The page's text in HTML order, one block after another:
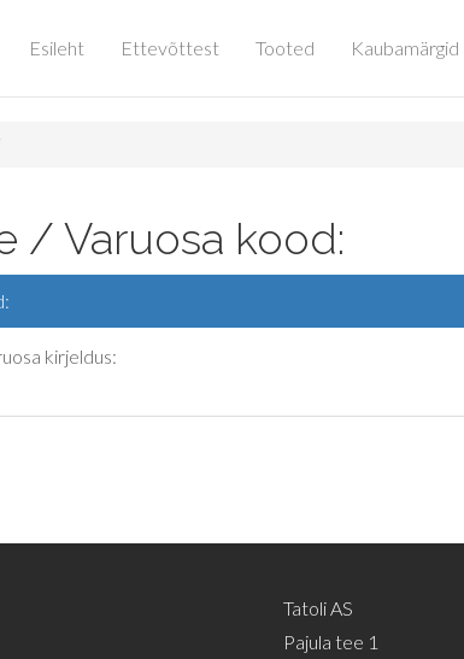
Esileht Ettevõttest Tooted Kaubamärgid
/ Varuosa kood:
kirjeldus:
Tatoli AS
Pajula tee 1